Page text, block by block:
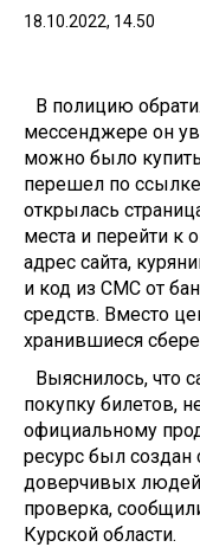
18.10.2022, 14.50
В полицию
мессенджере он
можно было
перешел по
открылась
места и перейти к
адрес сайта,
и код из СМС от
средств. Вместо
хранившиеся
Выяснилось, что
покупку билетов,
официальному
ресурс был создан
доверчивых
проверка,
Курской области.